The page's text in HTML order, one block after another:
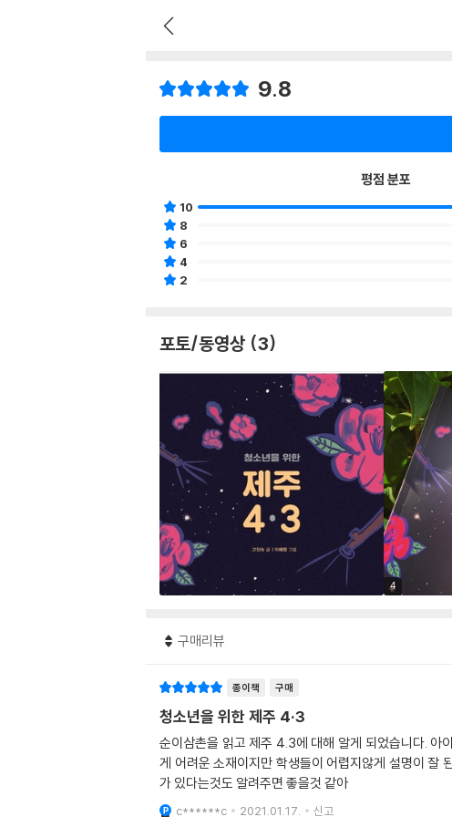
9.8
평점 분포
10
8
6
4
2
포토/동영상 (3)
4
구매리뷰
종이책 구매
청소년을 위한 제주 4·3
순이삼촌을 읽고 제주 4.3에 대해 알게 되었습니다. 아
게 어려운 소재이지만 학생들이 어렵지않게 설명이 잘
가 있다는것도 알려주면 좋을것 같아
c******c 2021.01.17. 신고